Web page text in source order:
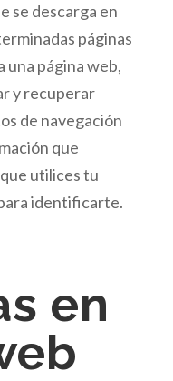
se descarga en
páginas
una página web,
y recuperar
de navegación
que
utilices tu
identificarte.
en